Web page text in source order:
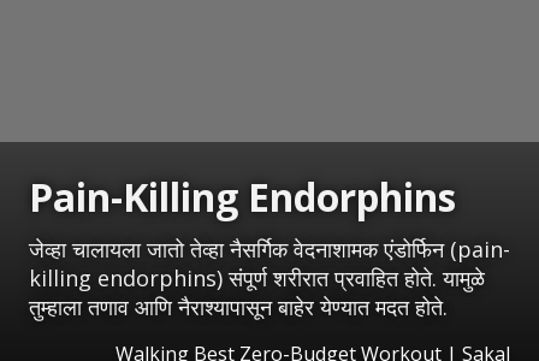
Pain-Killing Endorphins
जेव्हा चालायला जातो तेव्हा नैसर्गिक वेदनाशामक एंडोर्फिन (pain-
killing endorphins) संपूर्ण शरीरात प्रवाहित होते. यामुळे
तुम्हाला तणाव आणि नैराश्यापासून बाहेर येण्यात मदत होते.
Walking Best Zero-Budget Workout | Sakal